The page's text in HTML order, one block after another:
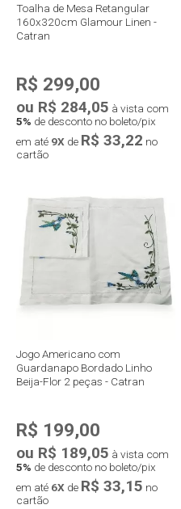
Toalha de Mesa Retangular
160x320cm Glamour Linen -
Catran
R$ 299,00
ou R$ 284,05 à vista com
5% de desconto no boleto/pix
em até 9X de R$ 33,22 no
cartão
Compra rápida
Jogo Americano com
Guardanapo Bordado Linho
Beija-Flor 2 peças - Catran
R$ 199,00
ou R$ 189,05 à vista com
5% de desconto no boleto/pix
em até 6X de R$ 33,15 no
cartão